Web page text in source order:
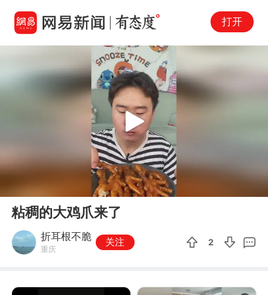
打开
Play
粘稠的大鸡爪来了
折耳根不脆
重庆
关注 2